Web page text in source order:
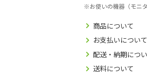
お使いの機器（モニ
商品について
お支払いについて
配送・納期につ
送料について